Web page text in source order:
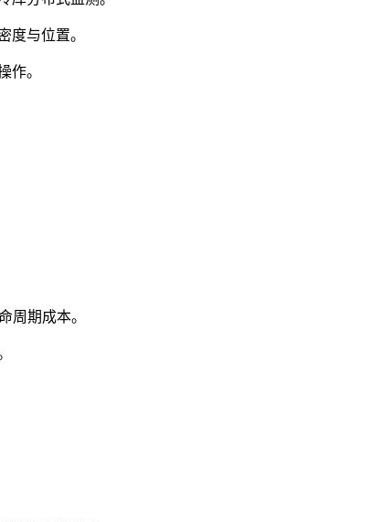
度与位置。
作。
周期成本。